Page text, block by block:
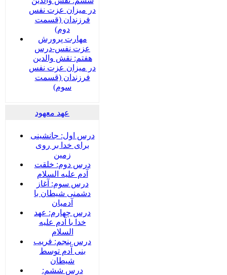
در میزان عزت نفس
فرزندان (قسمت
دوم)
مهارت پرورش
عزت نفس-درس
هفتم: نقش والدین
در میزان عزت نفس
فرزندان (قسمت
سوم)
عهد معهود
درس اول: جانشینی
برای خدا بر روی
زمین
درس دوم: خلقت
آدم علیه السلام
درس سوم: آغاز
دشمنی شیطان با
آدمیان
درس چهارم: عهد
خدا با آدم علیه
السلام
درس پنجم: فریب
بنی آدم توسط
شیطان
درس ششم: